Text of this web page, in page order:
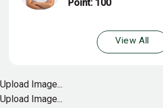
Point: 100
View All
Upload Image...
Upload Image...